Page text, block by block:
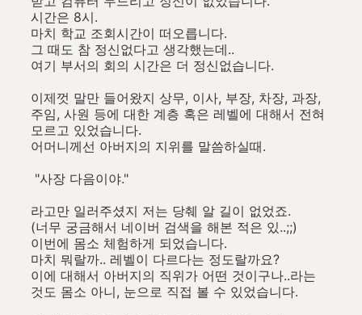
시간은 8시.
마치 학교 조회시간이 떠오릅니다.
그 때도 참 정신없다고 생각했는데..
여기 부서의 회의 시간은 더 정신없습니다.
이제껏 말만 들어왔지 상무, 이사, 부장, 차장, 과장,
주임, 사원 등에 대한 계층 혹은 레벨에 대해서 전혀
모르고 있었습니다.
어머니께선 아버지의 지위를 말씀하실때.
"사장 다음이야."
라고만 일러주셨지 저는 당췌 알 길이 없었죠.
(너무 궁금해서 네이버 검색을 해본 적은 있..;;)
이번에 몸소 체험하게 되었습니다.
마치 뭐랄까.. 레벨이 다르다는 정도랄까요?
이에 대해서 아버지의 직위가 어떤 것이구나..라는
것도 몸소 아니, 눈으로 직접 볼 수 있었습니다.